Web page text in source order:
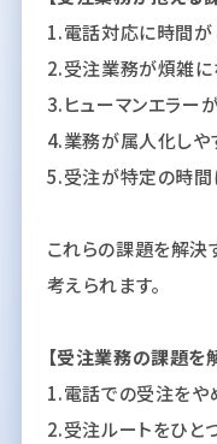
1.電話対応に時間が
2.受注業務が煩雑に
3.ヒューマンエラー
4.業務が属人化しや
5.受注が特定の時間
これらの課題を解決
考えられます。
【受注業務の課題を
1.電話での受注をや
2.受注ルートをひと